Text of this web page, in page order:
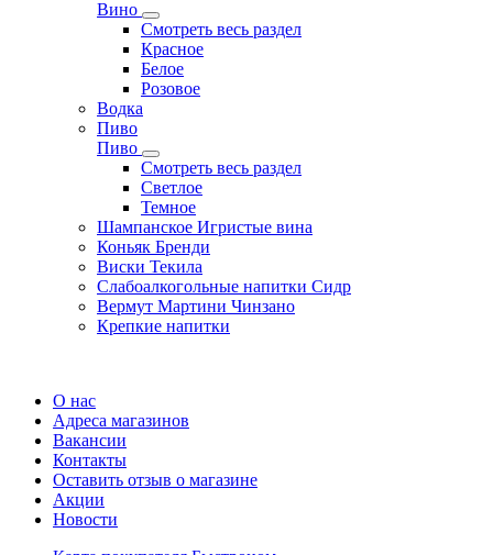
Вино
Смотреть весь раздел
Красное
Белое
Розовое
Водка
Пиво
Пиво
Смотреть весь раздел
Cветлое
Темное
Шампанское Игристые вина
Коньяк Бренди
Виски Текила
Слабоалкогольные напитки Сидр
Вермут Мартини Чинзано
Крепкие напитки
О нас
Адреса магазинов
Вакансии
Контакты
Оставить отзыв о магазине
Акции
Новости